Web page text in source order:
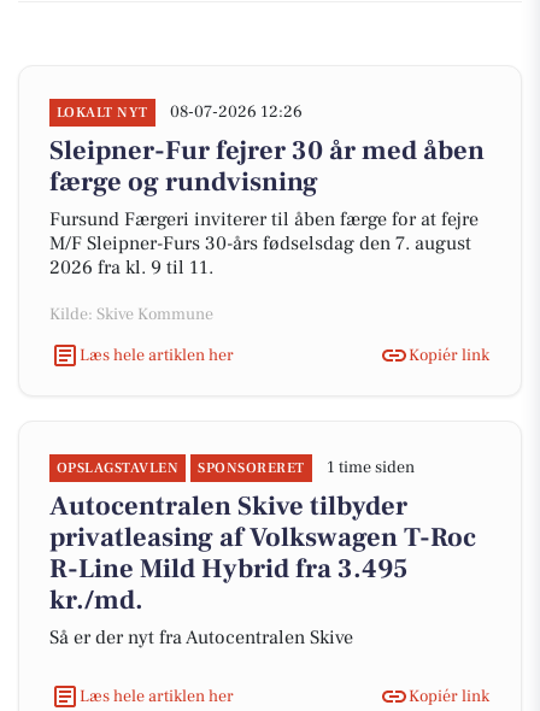
LOKALT NYT 08-07-2026 12:26
Sleipner-Fur fejrer 30 år med åben
færge og rundvisning
Fursund Færgeri inviterer til åben færge for at fejre
M/F Sleipner-Furs 30-års fødselsdag den 7. august
2026 fra kl. 9 til 11.
Kilde: Skive Kommune
Læs hele artiklen her
Kopiér link
OPSLAGSTAVLEN SPONSORERET 1 time siden
Autocentralen Skive tilbyder
privatleasing af Volkswagen T-Roc
R-Line Mild Hybrid fra 3.495
kr./md.
Så er der nyt fra Autocentralen Skive
Læs hele artiklen her Kopiér link